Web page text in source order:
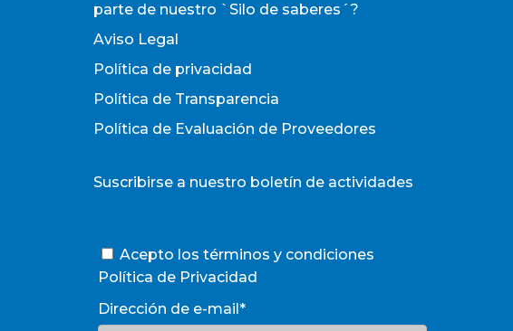
parte de nuestro `Silo de saberes´?
Aviso Legal
Política de privacidad
Política de Transparencia
Política de Evaluación de Proveedores
Suscribirse a nuestro boletín de actividades
Acepto los términos y condiciones
Política de Privacidad
Dirección de e-mail*